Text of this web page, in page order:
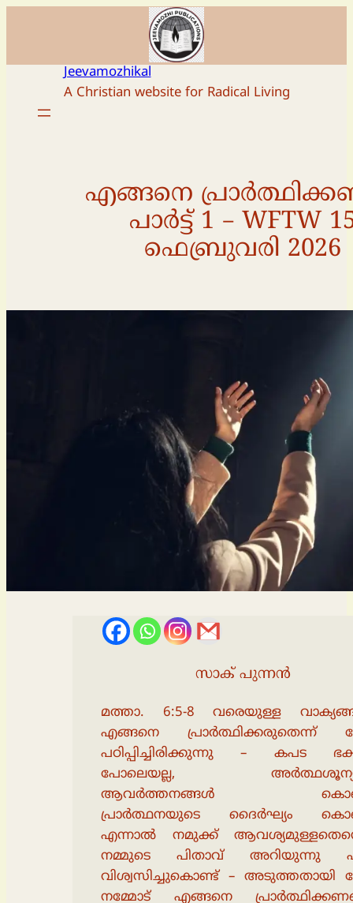
Jeevamozhikal
A Christian website for Radical Living
എങ്ങനെ
പാർട്ട് 1 – WFTW
ഫെബ്രുവരി 2026
സാക് പുന്നൻ
മത്താ. 6:5-8 വരെയുള്ള
എങ്ങനെ പ്രാർത്ഥിക്കരുതെന്ന്
പഠിപ്പിച്ചിരിക്കുന്നു – കപട
പോലെയല്ല,
ആവർത്തനങ്ങൾ
പ്രാർത്ഥനയുടെ ദൈർഘ്യം
എന്നാൽ നമുക്ക്
നമ്മുടെ പിതാവ് അറിയുന്നു
വിശ്വസിച്ചുകൊണ്ട് – അടുത്തതായി
നമ്മോട് എങ്ങനെ